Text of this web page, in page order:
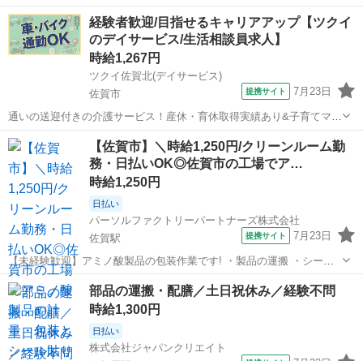
職場です／20代・30代・40代・50代在籍中 ＼株式会社ジャパンクリエ
イトの強み／ 【製造・物流に特化した圧倒的な専門性】 ジャパンクリ
エイトは、製造・物流...
佐賀 佐賀市 伊賀屋駅 工場
経験者歓迎/目指せるキャリアアップ【ツクイ
のデイサービス/生活相談員求人】
時給1,267円
ツクイ佐賀北(デイサービス)
佐賀市
提携サイト 7月23日
通いの送迎付きの介護サービス！産休・育休取得実績あり&子育てママ
在籍中！ライフイベントにも柔軟に対応しています。 ★☆ 働きやすい
メリット多数 ★☆ ＼＼サービス・職種の魅力／／ 生活相談員はサー
ビスの質の向上における重...
佐賀 介護
【佐賀市】＼時給1,250円/クリーンルーム勤
務・日払いOK◎佐賀市の工場でア…
時給1,250円
日払い
パーソルファクトリーパートナーズ株式会社
佐賀駅
提携サイト 7月23日
【未経験歓迎】アミノ酸製品の包装作業です! ・製品の運搬 ・シール
作業 ・アミノ酸(粉)をタンクから必要量に分ける ・計量機の動作確認
・簡単な業務ですので初めての方も大歓迎! ・4勤2休でメリハリのある
働き方ができる♪ ...
佐賀 佐賀市 佐賀駅 仕分け
部品の運搬・配膳／土日祝休み／経験不問
時給1,300円
日払い
株式会社ジャパンクリエイト